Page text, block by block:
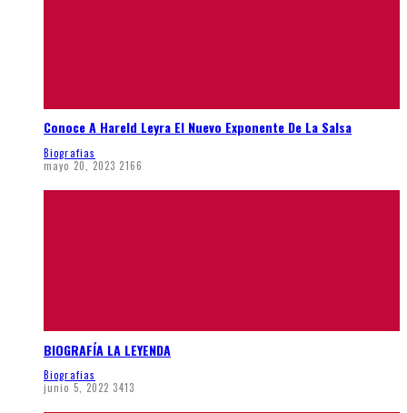
Conoce A Hareld Leyra El Nuevo Exponente De La Salsa
Biografias
mayo 20, 2023 2166
BIOGRAFÍA LA LEYENDA
Biografias
junio 5, 2022 3413